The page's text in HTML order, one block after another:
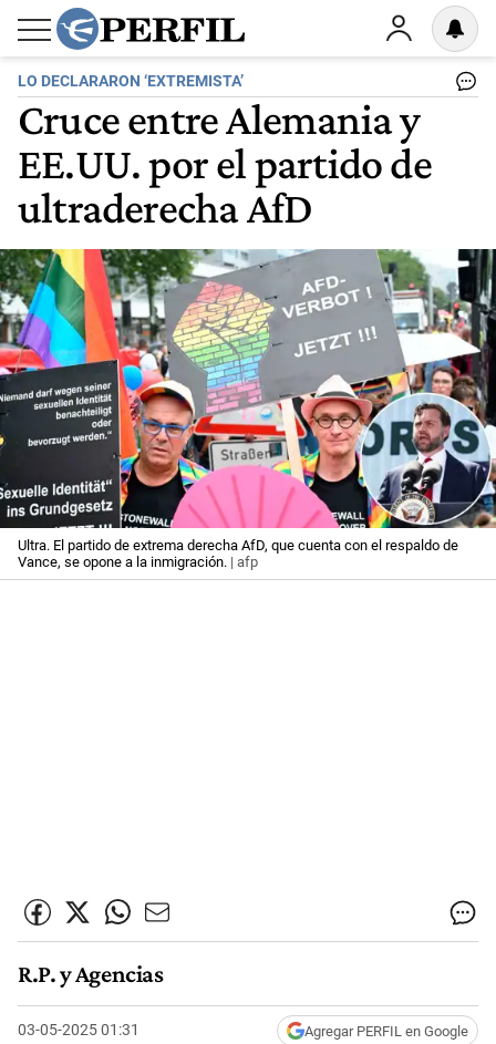
LO DECLARARON ‘EXTREMISTA’
Cruce entre Alemania y
EE.UU. por el partido de
ultraderecha AfD
Ultra. El partido de extrema derecha AfD, que cuenta con el respaldo de
Vance, se opone a la inmigración. | afp
R.P. y Agencias
03-05-2025 01:31 Agregar PERFIL en Google